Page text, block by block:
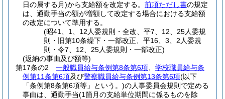
日の属する月)から支給額を改定する。 前項ただし書の規定
は、通勤手当の額が増額して改定する場合における支給額
の改定について準用する。
(昭41、1、12人委規則・全改、平7、12、25人委規
則・旧第10条繰下・一部改正、平16、3、2人委規
則・令7、12、25人委規則・一部改正)
(返納の事由及び額等)
第17条の2
一般職員給与条例第8条第6項
学校職員給与条
例第11条第6項及び警察職員給与条例第13条第6項(以下
「条例第8条第6項等」という。)の人事委員会規則で定める
事由は、通勤手当(1箇月の支給単位期間に係るものを除